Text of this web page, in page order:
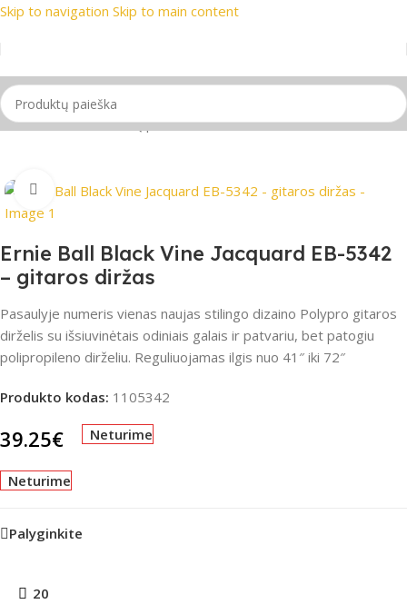
Skip to navigation Skip to main content
📦
Pradžia/Gitaros/Gitarų priedai/Gitaros diržai
Spustelėkite, jei norite padidinti
Ernie Ball Black Vine Jacquard EB-5342
– gitaros diržas
Pasaulyje numeris vienas naujas stilingo dizaino Polypro gitaros
dirželis su išsiuvinėtais odiniais galais ir patvariu, bet patogiu
polipropileno dirželiu. Reguliuojamas ilgis nuo 41″ iki 72″
Produkto kodas: 1105342
39.25€ Neturime
Neturime
Palyginkite
20